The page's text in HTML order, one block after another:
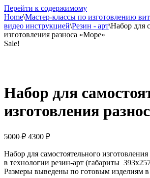
Перейти к содержимому
Home\Мастер-классы по изготовлению
видео инструкцией\Резин - арт\Набор для
изготовления разноса «Море»
Sale!
Набор для
изготовления
5000₽ 4300 ₽
Набор для самостоятельного
в технологии резин-арт (габариты
Размеры выведены по готовым изделиям в